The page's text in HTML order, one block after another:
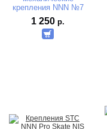
крепления NNN №7
1 250 р.